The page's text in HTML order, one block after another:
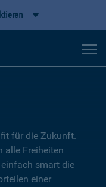
für die Zukunft.
alle Freiheiten
smart die
einer